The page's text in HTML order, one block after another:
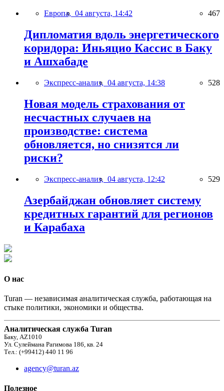
Европа, 04 августа, 14:42 467
Дипломатия вдоль энергетического
коридора: Иньяцио Кассис в Баку
и Ашхабаде
Экспресс-анализ, 04 августа, 14:38 528
Новая модель страхования от
несчастных случаев на
производстве: система
обновляется, но снизятся ли
риски?
Экспресс-анализ, 04 августа, 12:42 529
Азербайджан обновляет систему
кредитных гарантий для регионов
и Карабаха
О нас
Turan — независимая аналитическая служба, работающая на
стыке политики, экономики и общества.
Аналитическая служба Turan
Баку, AZ1010
Ул. Сулеймана Рагимова 186, кв. 24
Тел.: (+99412) 440 11 96
agency@turan.az
Полезное